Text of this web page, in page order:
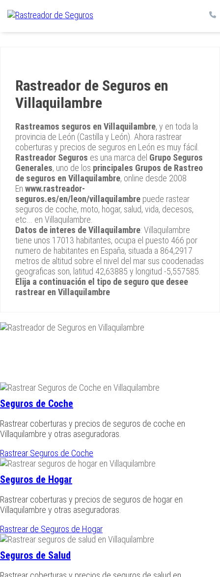
Rastreador de Seguros en
Villaquilambre
Rastreamos seguros en Villaquilambre, y en toda la
provincia de León (Castilla y León). Ahora rastrear
coberturas y precios de seguros en León es muy fácil.
Rastreador Seguros es una marca del Grupo Seguros
Generales, uno de los principales Grupos de Rastreo
de seguros en Villaquilambre, online desde 2008
En www.rastreador-
seguros.es/en/leon/villaquilambre puede rastear
seguros de coche, moto, hogar, salud, vida, decesos,
etc... en Villaquilambre.
Datos de interes de Villaquilambre: Villaquilambre
tiene unos 17013 habitantes, ocupa el puesto 466 por
numero de habitantes en España, situada a 864,2917
metros de altitud sobre el nivel del mar sus coodenadas
geograficas son, latitud 42,63885 y longitud -5,557585.
Elija a continuación el tipo de seguro que desee
rastrear en Villaquilambre
Seguros de Coche
Rastrear coberturas y precios de seguros de coche en
Villaquilambre y otras aseguradoras.
Rastrear Seguros de Coche
Seguros de Hogar
Rastrear coberturas y precios de seguros de hogar en
Villaquilambre y otras aseguradoras.
Rastrear de Seguros de Hogar
Seguros de Salud